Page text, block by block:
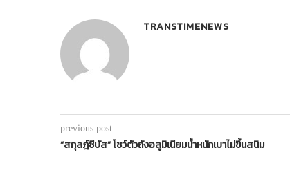
TRANSTIMENEWS
previous post
“สกุลฎ์ซีบัส” โชว์ตัวถังอลูมิเนียมน้ำหนักเบาไม่ขึ้นสนิม